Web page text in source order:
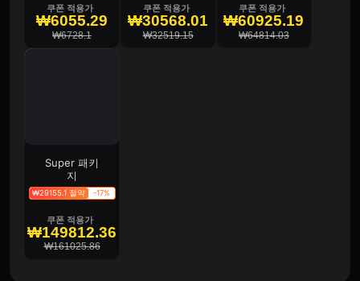
쿠폰 적용가
₩6055.29
₩6728.1
쿠폰 적용가
₩30568.01
₩32519.15
쿠폰 적용가
₩60925.19
₩64814.03
Super 패키
지
₩29155.1 절약 -17%
쿠폰 적용가
₩149812.36
₩161025.86